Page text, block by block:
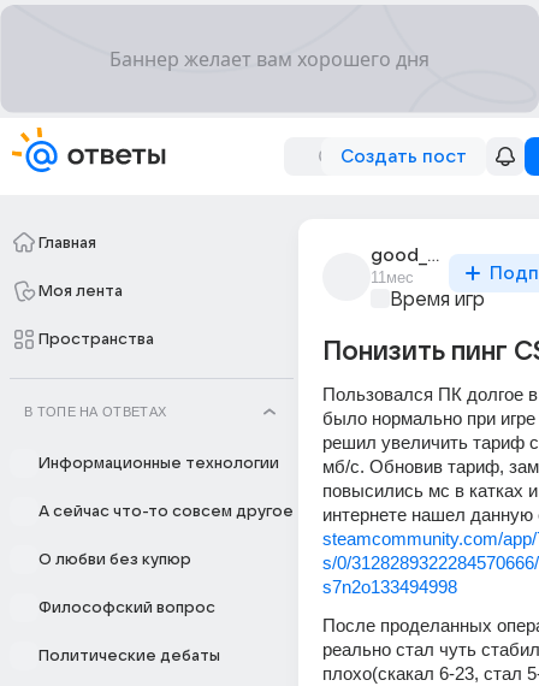
Создать пост
Главная
Моя лента
Пространства
В ТОПЕ НА ОТВЕТАХ
Информационные технологии
А сейчас что-то совсем другое
О любви без купюр
Философский вопрос
Политические дебаты
good_game_500
11мес
Время игр
Понизить пинг
Пользовался ПК долгое
было нормально при
решил увеличить тариф
мб/c. Обновив тариф,
повысились мс в катках
интернете нашел
steamcommunity.com/
s/0/
s7n2o133494998
После проделанных
реально стал чуть
плохо(скакал 6-23, стал